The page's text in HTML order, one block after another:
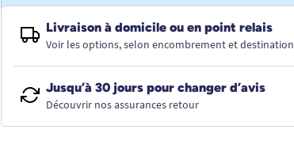
Livraison à domicile ou en point relais
Voir les options, selon encombrement et destination
Jusqu’à 30 jours pour changer d’avis
Découvrir nos assurances retour